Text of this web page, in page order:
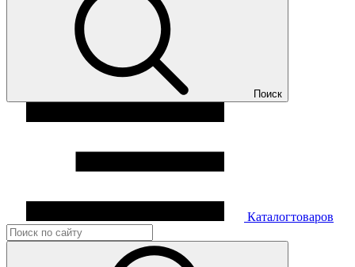
Поиск
Каталогтоваров